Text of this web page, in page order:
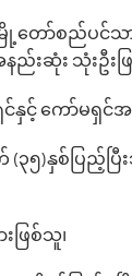
မြို့တော်‌စည်ပင်
နည်းဆုံး သုံးဦ
င်နှင့် ကော်မရှ
၃၅)နှစ်ပြည့်ပ
ဖြစ်သူ၊